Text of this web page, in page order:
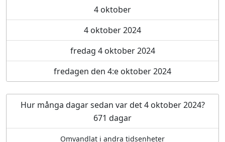
4 oktober
4 oktober 2024
fredag 4 oktober 2024
fredagen den 4:e oktober 2024
Hur många dagar sedan var det 4 oktober 2024?
671 dagar
Omvandlat i andra tidsenheter